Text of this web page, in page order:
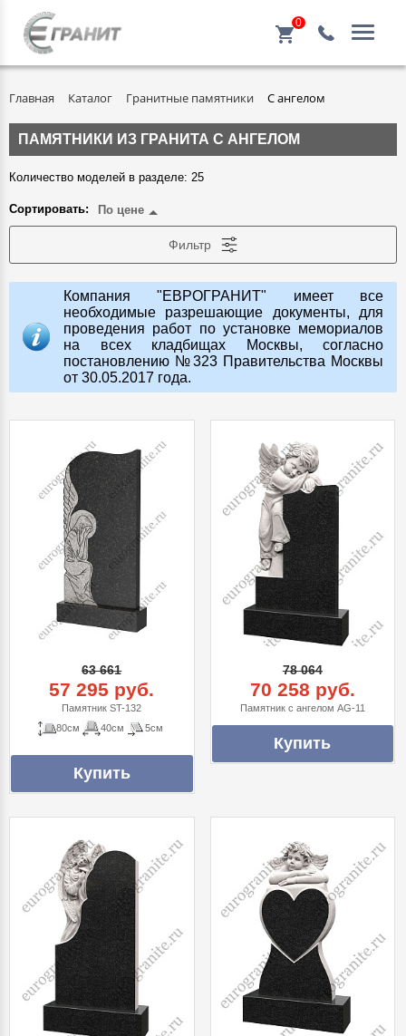
0
Главная Каталог Гранитные памятники С ангелом
ПАМЯТНИКИ ИЗ ГРАНИТА С АНГЕЛОМ
Сортировать: По цене
Количество моделей в разделе: 25
Фильтр
Компания "ЕВРОГРАНИТ" имеет все
необходимые разрешающие документы, для
проведения работ по установке мемориалов
на всех кладбищах Москвы, согласно
постановлению №323 Правительства Москвы
от 30.05.2017 года.
63 661
57 295 руб.
Памятник ST-132
80см
40см 5см
78 064
70 258 руб.
Памятник с ангелом AG-11